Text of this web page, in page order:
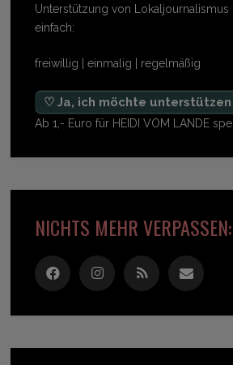
Unterstützung von Lokaljournalismus
einfach:
freiwillig | einmalig | regelmäßig
♡ Ja, ich möchte
Ab 1,- Euro für HEIDI VOM LANDE
NICHTS MEHR VERPASSEN: